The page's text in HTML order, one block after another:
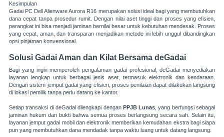
Kesimpulan
Gadai PC Dell Alienware Aurora R16 merupakan solusi ideal bagi yang membutuhkan
dana cepat tanpa prosedur rumit. Dengan nilai aset tinggi dan proses yang efisien,
perangkat ini bisa menjadi jaminan bernilai besar untuk kebutuhan mendesak. Proses
yang cepat, aman, dan transparan menjadikan metode ini lebih unggul dibandingkan
opsi pinjaman konvensional.
Solusi Gadai Aman dan Kilat Bersama deGadai
Bagi yang ingin memperoleh pengalaman gadai profesional, deGadai menyediakan
layanan lengkap untuk berbagai jenis aset, termasuk elektronik dan kendaraan.
Dengan sistem jemput gadai yang efisien, proses penilaian dapat dilakukan langsung
di lokasi pemilik tanpa perlu datang ke kantor.
Setiap transaksi di deGadaidilengkapi dengan PPJB Lunas , yang berfungsi sebagai
jaminan hukum dan bukti bahwa semua proses berlangsung secara sah. Selain itu,
layanan jemput gadai mobil dan elektronik memberikan kemudahan ekstra bagi siapa
pun yang membutuhkan dana mendadak tanpa waktu luang untuk datang langsung.